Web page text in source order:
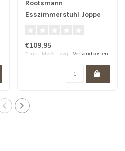
Rootsmann
Esszimmerstuhl Joppe
€109,95
* Inkl. MwSt. zzgl. Versandkosten